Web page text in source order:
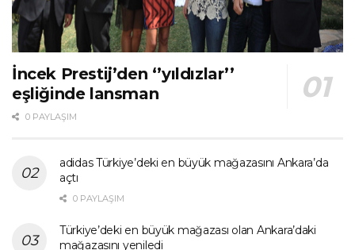
İncek Prestij’den ‘’yıldızlar’’
eşliğinde lansman
0 PAYLAŞIM
adidas Türkiye’deki en büyük mağazasını Ankara’da
açtı
0 PAYLAŞIM
Türkiye’deki en büyük mağazası olan Ankara’daki
mağazasını yeniledi